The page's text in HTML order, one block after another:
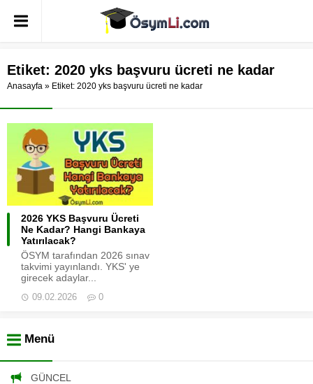
Etiket: 2020 yks başvuru ücreti ne kadar
Anasayfa » Etiket: 2020 yks başvuru ücreti ne kadar
2026 YKS Başvuru Ücreti
Ne Kadar? Hangi Bankaya
Yatırılacak?
ÖSYM tarafından 2026 sınav
takvimi yayınlandı. YKS' ye
girecek adaylar...
09.02.2026 0
Menü
GÜNCEL